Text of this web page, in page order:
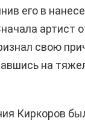
его в
артист
свою
на
Киркоров